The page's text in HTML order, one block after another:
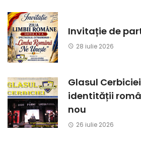
Invitație de
28 iulie 2026
Glasul
identității
nou
26 iulie 2026